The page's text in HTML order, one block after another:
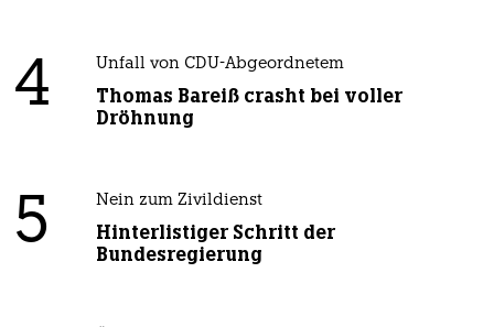
4 Unfall von CDU-Abgeordnetem
Thomas Bareiß crasht bei voller
Dröhnung
5 Nein zum Zivildienst
Hinterlistiger Schritt der
Bundesregierung